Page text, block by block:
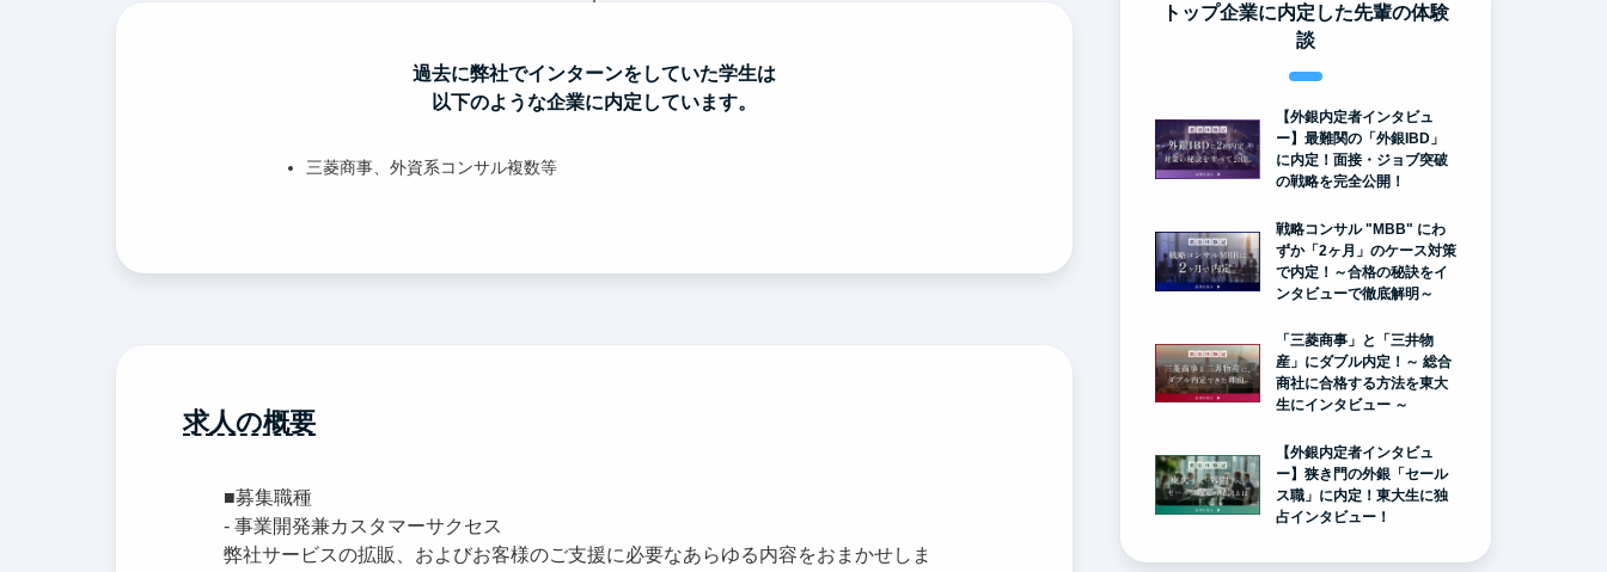
過去に弊社でインターンをしていた学生は
以下のような企業に内定しています。
三菱商事、外資系コンサル複数等
求人の概要
■募集職種
- 事業開発兼カスタマーサクセス
弊社サービスの拡販、およびお客様のご支援に必要なあらゆる内容をおまかせしま
トップ企業に内定した先輩の体験
談
【外銀内定者インタビュ
ー】最難関の「外銀IBD」
に内定！面接・ジョブ突破
の戦略を完全公開！
戦略コンサル "MBB" にわ
ずか「2ヶ月」のケース対策
で内定！～合格の秘訣をイ
ンタビューで徹底解明～
「三菱商事」と「三井物
産」にダブル内定！～ 総合
商社に合格する方法を東大
生にインタビュー ～
【外銀内定者インタビュ
ー】狭き門の外銀「セール
ス職」に内定！東大生に独
占インタビュー！